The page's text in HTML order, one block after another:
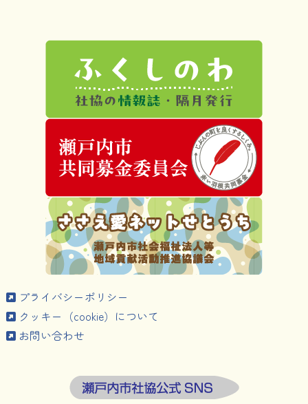
プライバシーポリシー
クッキー（cookie）について
お問い合わせ